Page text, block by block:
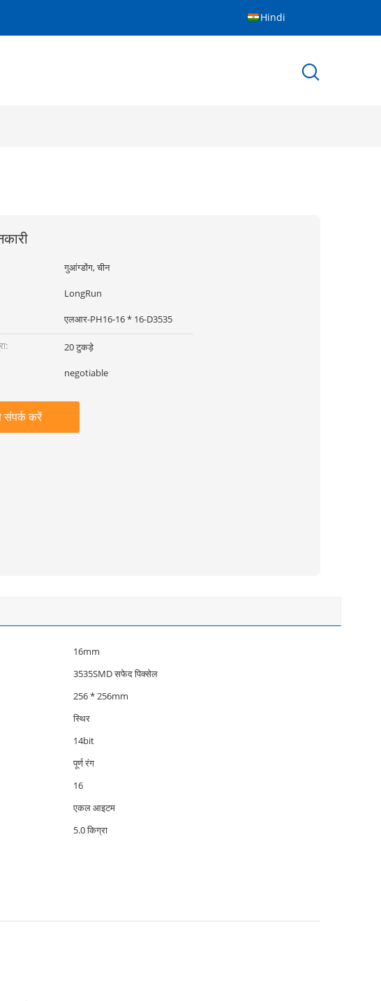
Hindi
गुआंग्डोंग, चीन
LongRun
एलआर-PH16-16 * 16-D3535
20 टुकड़े
negotiable
करें
16mm
3535SMD सफेद पिक्सेल
256 * 256mm
स्थिर
14bit
पूर्ण रंग
16
एकल आइटम
5.0 किग्रा